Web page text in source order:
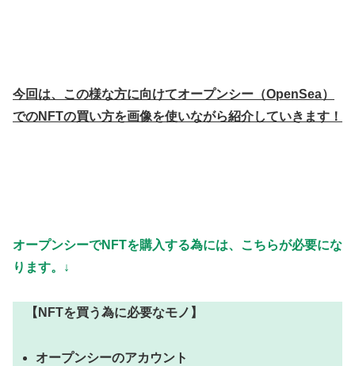
今回は、この様な方に向けてオープンシー（OpenSea）
でのNFTの買い方を画像を使いながら紹介していきます！
オープンシーでNFTを購入する為には、こちらが必要にな
ります。↓
【NFTを買う為に必要なモノ】
オープンシーのアカウント